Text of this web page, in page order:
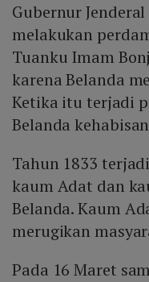
Gubernur
melakukan
Tuanku Imam
karena Belanda
Ketika itu terjadi
Belanda
Tahun 1833
kaum Adat dan
Belanda. Kaum
merugikan
Pada 16 Maret